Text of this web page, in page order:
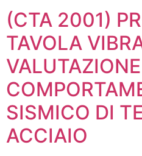
(CTA 2001)
TAVOLA
SISMICO DI
ACCIAIO